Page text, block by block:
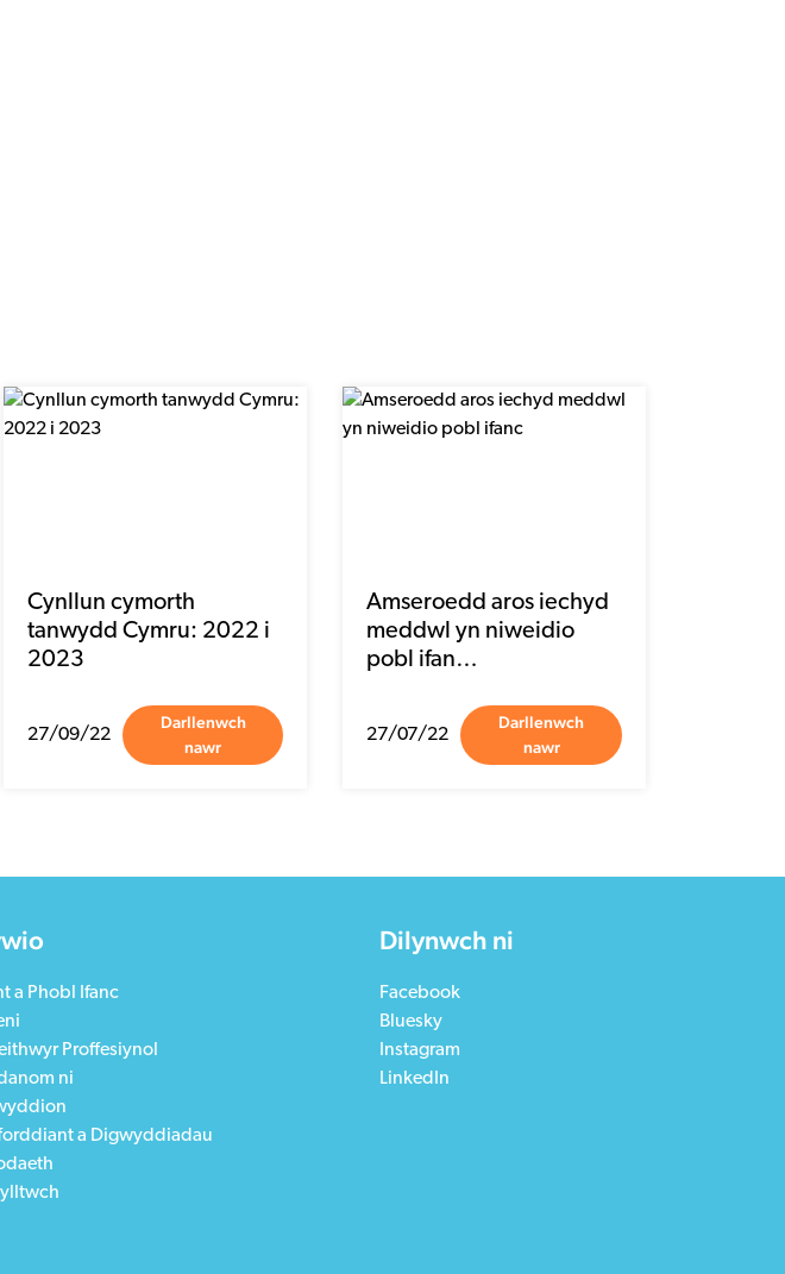
Cynllun cymorth
tanwydd Cymru: 2022 i
2023
27/09/22
Darllenwch
nawr
Amseroedd aros iechyd
meddwl yn niweidio
pobl ifan…
27/07/22
Darllenwch
nawr
a Phobl Ifanc
Proffesiynol
ni
a Digwyddiadau
Dilynwch ni
Facebook
Bluesky
Instagram
LinkedIn